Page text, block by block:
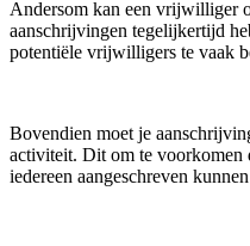
Andersom kan een vrijwilliger
aanschrijvingen tegelijkertijd
potentiële vrijwilligers te vaak
Bovendien moet je
activiteit. Dit om te
iedereen aangeschreven